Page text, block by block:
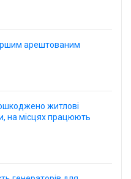
арештованим
житлові
на місцях працюють